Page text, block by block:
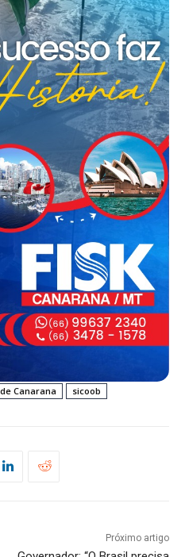
Canarana sicoob
Próximo artigo